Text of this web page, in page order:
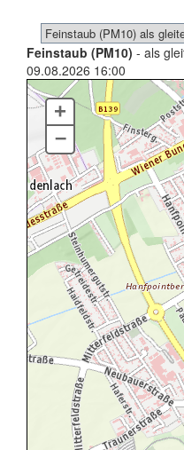
Feinstaub (PM10) - als
09.08.2026 16:00
+
–